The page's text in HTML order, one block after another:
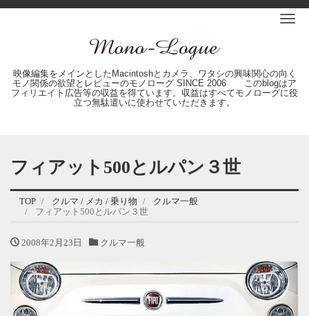
映像編集をメインとしたMacintoshとカメラ、ワタシの興味関心の向く
モノ関係の欲望とレビューのモノローグ SINCE 2006 このblogはア
フィリエイト広告等の収益を得ています。収益はすべてモノローグに役
立つ無駄遣いに使わせていただきます。
フィアット500とルパン３世
TOP クルマ / メカ / 乗り物
クルマ一般
フィアット500とルパン３世
2008年2月23日 クルマ一般